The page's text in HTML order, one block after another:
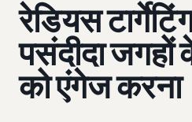
रेडियस
पसंदीदा
को एंगेज करना